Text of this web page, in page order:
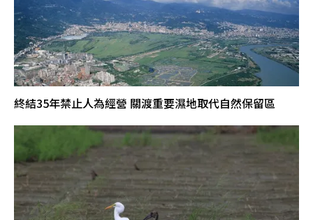
終結35年禁止人為經營 關渡重要濕地取代自然保留區